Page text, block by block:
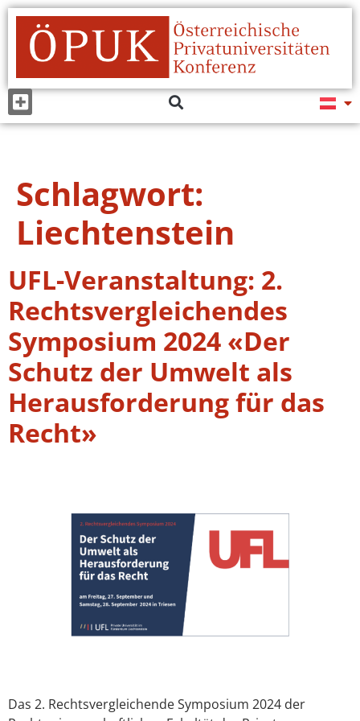
Schlagwort:
Liechtenstein
UFL-Veranstaltung: 2.
Rechtsvergleichendes
Symposium 2024 «Der
Schutz der Umwelt als
Herausforderung für das
Recht»
Das 2. Rechtsvergleichende Symposium 2024 der